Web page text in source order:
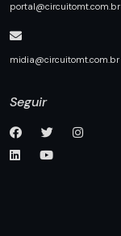
portal@circuitomt.com.br
midia@circuitomt.com.br
Seguir